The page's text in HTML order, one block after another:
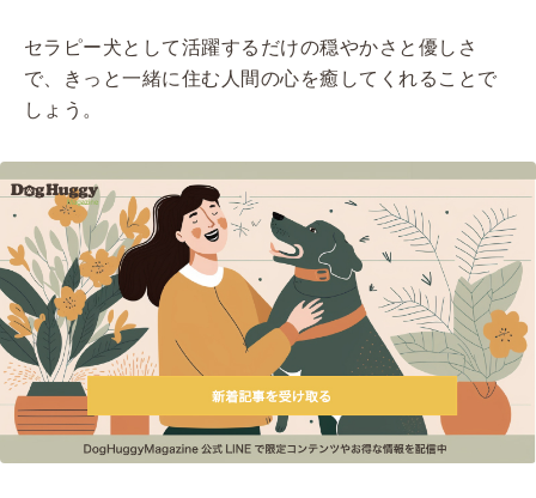
セラピー犬として活躍するだけの穏やかさと優しさ
で、きっと一緒に住む人間の心を癒してくれることで
しょう。